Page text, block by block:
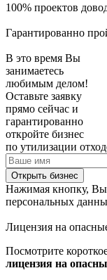
100% проектов
Гарантированно
В это время Вы
занимаетесь
любимым делом!
Оставьте заявку
прямо сейчас и
гарантированно
откройте бизнес
по утилизации
Открыть бизнес
Нажимая кнопку, Вы
персональных
Лицензия на
Посмотрите
лицензия на